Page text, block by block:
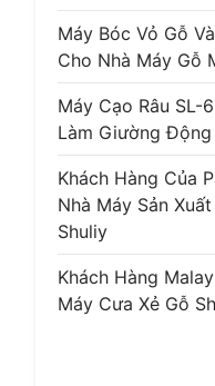
Máy Bóc Vỏ Gỗ
Cho Nhà Máy Gỗ
Máy Cạo Râu SL-
Làm Giường Động
Khách Hàng Của
Nhà Máy Sản
Shuliy
Khách Hàng
Máy Cưa Xẻ Gỗ